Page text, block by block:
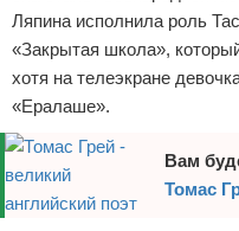
Ляпина исполнила роль
«Закрытая школа»,
хотя на телеэкране
«Ералаше».
Вам
Томас